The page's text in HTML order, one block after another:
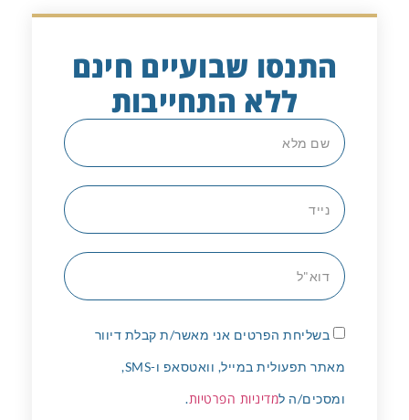
התנסו שבועיים חינם
ללא התחייבות
בשליחת הפרטים אני מאשר/ת קבלת דיוור
מאתר תפעולית במייל, וואטסאפ ו-SMS,
ומסכים/ה למדיניות הפרטיות.